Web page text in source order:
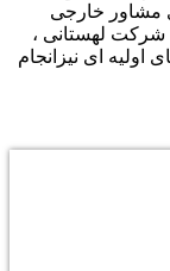
مشاور خارجی
شرکت لهستانی ،
ای نیزانجام